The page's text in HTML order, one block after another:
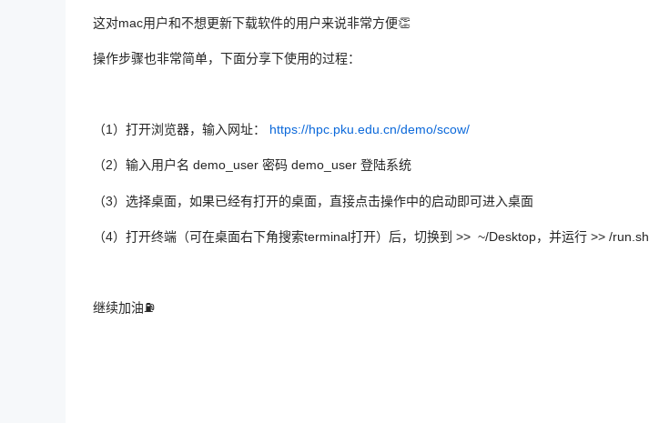
这对mac用户和不想更新下载软件的用户来说非常方便👏
操作步骤也非常简单，下面分享下使用的过程：
（1）打开浏览器，输入网址： https://hpc.pku.edu.cn/demo/scow/
（2）输入用户名 demo_user 密码 demo_user 登陆系统
（3）选择桌面，如果已经有打开的桌面，直接点击操作中的启动即可进入桌面
（4）打开终端（可在桌面右下角搜索terminal打开）后，切换到 >> ~/Desktop，并运行 >> /run.sh
继续加油⛽️